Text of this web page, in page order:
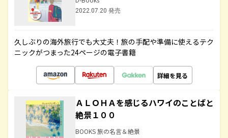
2022.07.20 発売
久しぶりの海外旅行でも大丈夫！旅の手配や準備に使えるテク
ニックがつまった24ページの電子書籍
詳細を見る
ＡＬＯＨＡを感じるハワイのことばと
絶景１００
BOOKS 旅の名言＆絶景